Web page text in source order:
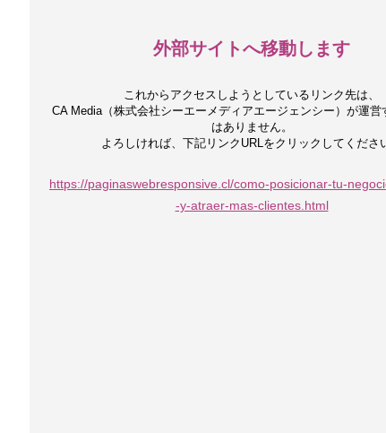
外部サイトへ移動します
これからアクセスしようとしているリンク先は、
CA Media（株式会社シーエーメディアエージェンシー）が運営
はありません。
よろしければ、下記リンクURLをクリックしてくださ
https://paginaswebresponsive.cl/como-posicionar-tu-
-y-atraer-mas-clientes.html